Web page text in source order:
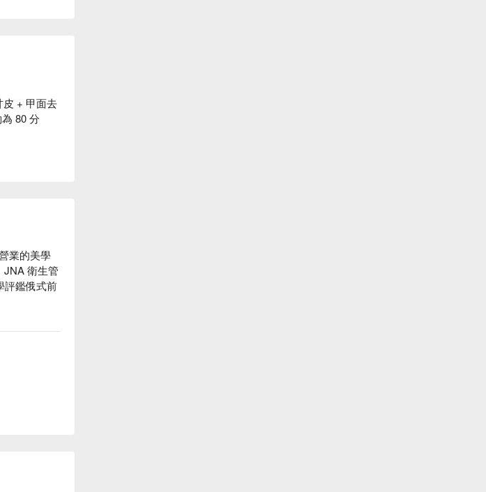
皮 + 甲面去
80 分
業的美學
JNA 衛生管
評鑑俄式前
提供潮